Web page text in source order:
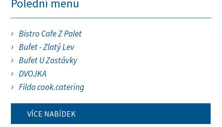
Polední menu
Bistro Cafe Z Palet
Bufet - Zlatý Lev
Bufet U Zastávky
DVOJKA
Filda cook.catering
VÍCE NABÍDEK